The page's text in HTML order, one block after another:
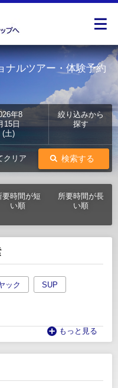
ナルツアー・体験予約
年8
15日
(土)
絞り込みから
探す
検索する
クリア
要時間が短
い順
所要時間が長
い順
ック SUP
もっと見る